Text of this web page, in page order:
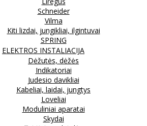
Schneider
Vilma
Kiti lizdai, jungikliai, ilgintuvai
SPRING
ELEKTROS INSTALIACIJA
Dėžutės, dėžės
Indikatoriai
Judesio davikliai
Kabeliai, laidai, jungtys
Loveliai
Moduliniai aparatai
Skydai